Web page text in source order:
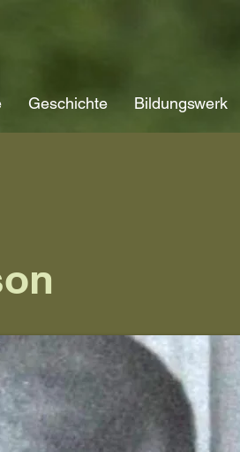
Geschichte Bildungswerk